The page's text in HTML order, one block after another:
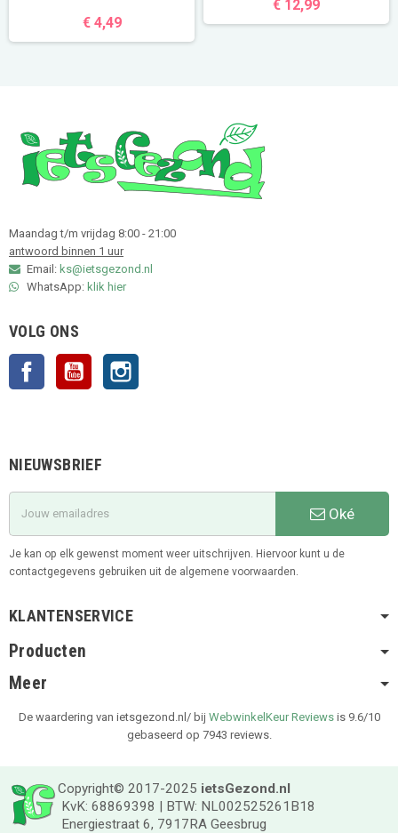
€ 4,49
€ 12,99
Maandag t/m vrijdag 8:00 - 21:00
antwoord binnen 1 uur
Email: ks@ietsgezond.nl
WhatsApp: klik hier
VOLG ONS
Facebook YouTube
NIEUWSBRIEF
Oké
Je kan op elk gewenst moment weer uitschrijven. Hiervoor kunt u de
contactgegevens gebruiken uit de algemene voorwaarden.
KLANTENSERVICE
Producten
Meer
De waardering van ietsgezond.nl/ bij WebwinkelKeur Reviewsis 9.6/10
gebaseerd op 7943 reviews.
Copyright© 2017-2025 ietsGezond.nl
KvK: 68869398 | BTW: NL002525261B18
Energiestraat 6, 7917RA Geesbrug